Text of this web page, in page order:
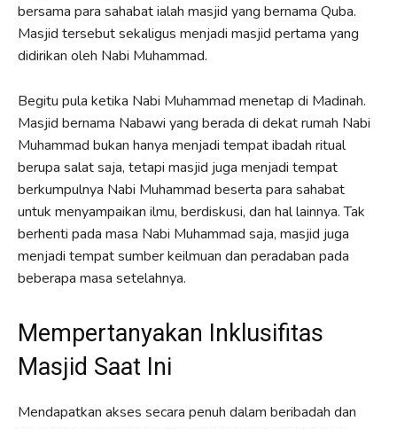
bersama para sahabat ialah masjid yang bernama Quba.
Masjid tersebut sekaligus menjadi masjid pertama yang
didirikan oleh Nabi Muhammad.
Begitu pula ketika Nabi Muhammad menetap di Madinah.
Masjid bernama Nabawi yang berada di dekat rumah Nabi
Muhammad bukan hanya menjadi tempat ibadah ritual
berupa salat saja, tetapi masjid juga menjadi tempat
berkumpulnya Nabi Muhammad beserta para sahabat
untuk menyampaikan ilmu, berdiskusi, dan hal lainnya. Tak
berhenti pada masa Nabi Muhammad saja, masjid juga
menjadi tempat sumber keilmuan dan peradaban pada
beberapa masa setelahnya.
Mempertanyakan Inklusifitas
Masjid Saat Ini
Mendapatkan akses secara penuh dalam beribadah dan